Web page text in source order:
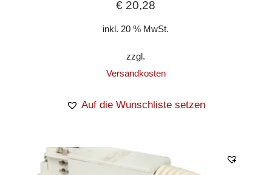
€ 20,28
inkl. 20 % MwSt.
zzgl.
Versandkosten
Auf die Wunschliste setzen